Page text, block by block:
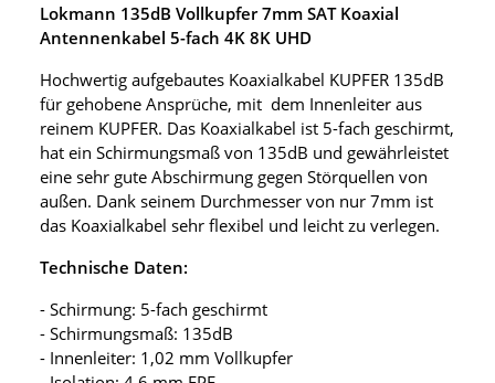
Lokmann 135dB Vollkupfer 7mm SAT Koaxial
Antennenkabel 5-fach 4K 8K UHD
Hochwertig aufgebautes Koaxialkabel KUPFER 135dB
für gehobene Ansprüche, mit dem Innenleiter aus
reinem KUPFER. Das Koaxialkabel ist 5-fach geschirmt,
hat ein Schirmungsmaß von 135dB und gewährleistet
eine sehr gute Abschirmung gegen Störquellen von
außen. Dank seinem Durchmesser von nur 7mm ist
das Koaxialkabel sehr flexibel und leicht zu verlegen.
Technische Daten:
- Schirmung: 5-fach geschirmt
- Schirmungsmaß: 135dB
- Innenleiter: 1,02 mm Vollkupfer